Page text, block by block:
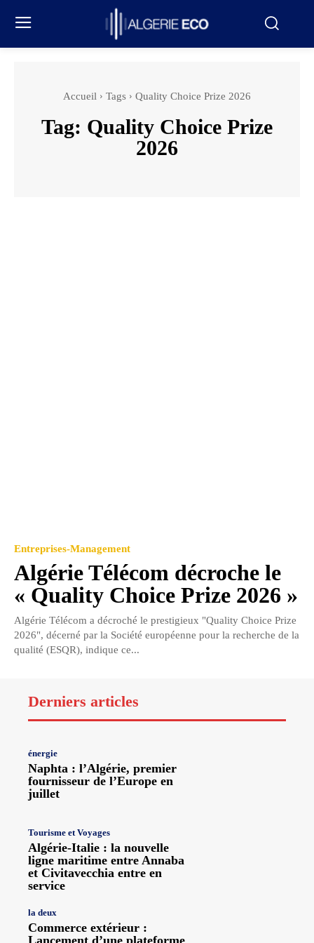
Accueil Tags Quality Choice Prize 2026
Tag: Quality Choice Prize
2026
Entreprises-Management
Algérie Télécom décroche le
« Quality Choice Prize 2026 »
Algérie Télécom a décroché le prestigieux "Quality Choice Prize
2026", décerné par la Société européenne pour la recherche de la
qualité (ESQR), indique ce...
Derniers articles
énergie
Naphta : l’Algérie, premier
fournisseur de l’Europe en
juillet
Tourisme et Voyages
Algérie-Italie : la nouvelle
ligne maritime entre Annaba
et Civitavecchia entre en
service
la deux
Commerce extérieur :
Lancement d’une plateforme